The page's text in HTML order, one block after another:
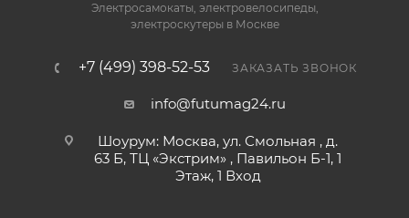
Электросамокаты, электровелосипеды,
электроскутеры в Москве
+7 (499) 398-52-53 ЗАКАЗАТЬ ЗВОНОК
info@futumag24.ru
Шоурум: Москва, ул. Смольная , д.
63 Б, ТЦ «Экстрим» , Павильон Б-1, 1
Этаж, 1 Вход